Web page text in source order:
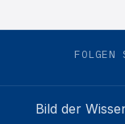
FOLGEN
Bild der